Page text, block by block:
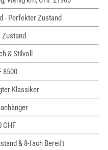
- Perfekter Zustand
Zustand
& Stilvoll
8500
Klassiker
CHF
& 8-fach Bereift